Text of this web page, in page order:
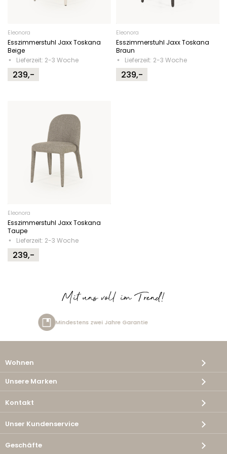
Eleonora
Esszimmerstuhl Jaxx Toskana
Beige
Lieferzeit: 2-3 Woche
239,-
Eleonora
Esszimmerstuhl Jaxx Toskana
Braun
Lieferzeit: 2-3 Woche
239,-
Eleonora
Esszimmerstuhl Jaxx Toskana
Taupe
Lieferzeit: 2-3 Woche
239,-
Mit uns voll im Trend!
Wohnen
Unsere Marken
Kontakt
Unser Kundenservice
Geschäfte